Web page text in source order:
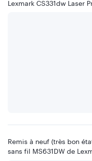
Lexmark CS331dw Laser
Remis à neuf (très bon
sans fil MS631DW de